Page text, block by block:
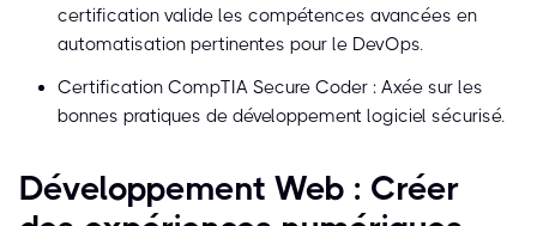
certification valide les compétences avancées en
automatisation pertinentes pour le DevOps.
Certification CompTIA Secure Coder : Axée sur les
bonnes pratiques de développement logiciel sécurisé.
Développement Web : Créer